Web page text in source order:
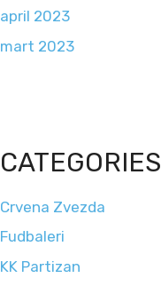
april 2023
mart 2023
CATEGORIES
Crvena Zvezda
Fudbaleri
KK Partizan